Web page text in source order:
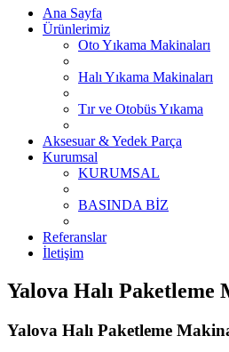
Ana Sayfa
Ürünlerimiz
Oto Yıkama Makinaları
Halı Yıkama Makinaları
Tır ve Otobüs Yıkama
Aksesuar & Yedek Parça
Kurumsal
KURUMSAL
BASINDA BİZ
Referanslar
İletişim
Yalova Halı
Yalova Halı Paketleme